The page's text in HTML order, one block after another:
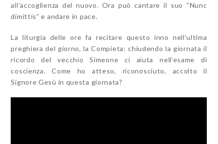
all’accoglienza del nuovo. Ora può cantare il suo “Nunc
dimittis” e andare in pace.
La liturgia delle ore fa recitare questo inno nell’ultima
preghiera del giorno, la Compieta: chiudendo la giornata il
ricordo del vecchio Simeone ci aiuta nell’esame di
coscienza. Come ho atteso, riconosciuto, accolto il
Signore Gesù in questa giornata?